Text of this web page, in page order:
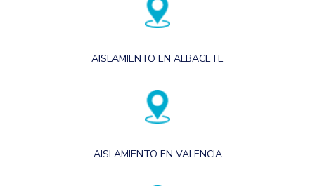
AISLAMIENTO EN ALBACETE
AISLAMIENTO EN VALENCIA